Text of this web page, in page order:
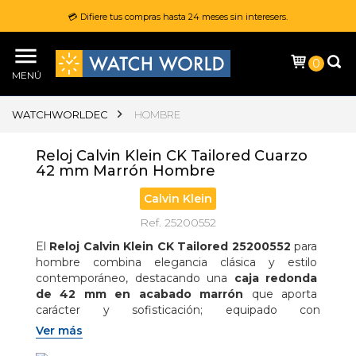
💳 Difiere tus compras hasta 24 meses sin interesers.
MENÚ
0
WATCHWORLDEC HOMBRE
Reloj Calvin Klein CK Tailored Cuarzo
42 mm Marrón Hombre
Calvin Klein
Ref. 25200552
El Reloj Calvin Klein CK Tailored 25200552 para
hombre combina elegancia clásica y estilo
contemporáneo, destacando una caja redonda
de 42 mm en acabado marrón que aporta
carácter y sofisticación; equipado con
movimiento de cuarzo
pantalla analógica
Ver más